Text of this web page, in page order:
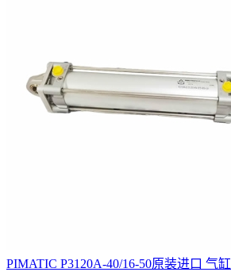
PIMATIC P3120A-40/16-50原装进口 气缸